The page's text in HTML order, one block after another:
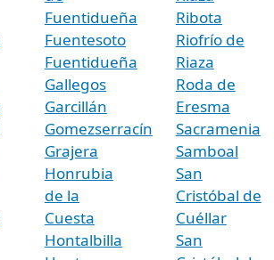
Fuentidueña
Fuentesoto
Fuentidueña
Gallegos
Garcillán
Gomezserracín
Grajera
Honrubia
de la
Cuesta
Hontalbilla
Ribota
Riofrío de
Riaza
Roda de
Eresma
Sacramenia
Samboal
San
Cristóbal de
Cuéllar
San